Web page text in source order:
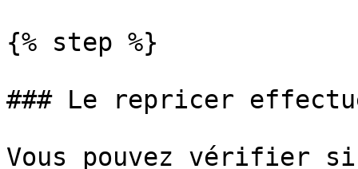
{% step %}
### Le repricer
Vous pouvez vérifier